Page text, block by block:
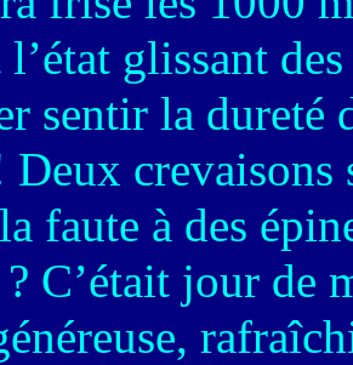
l’état glissant
sentir la dureté
faute à des
C’était jour de